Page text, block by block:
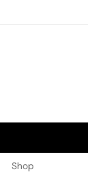
Shop